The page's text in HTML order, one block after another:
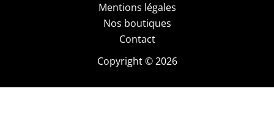
Mentions légales
Nos boutiques
Contact
Copyright © 2026